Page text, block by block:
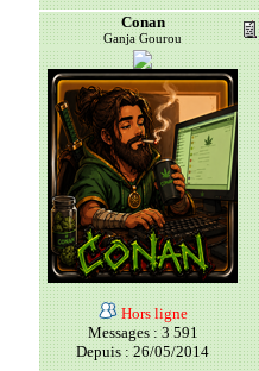
Conan
Ganja Gourou
Hors ligne
Messages : 3 591
Depuis : 26/05/2014